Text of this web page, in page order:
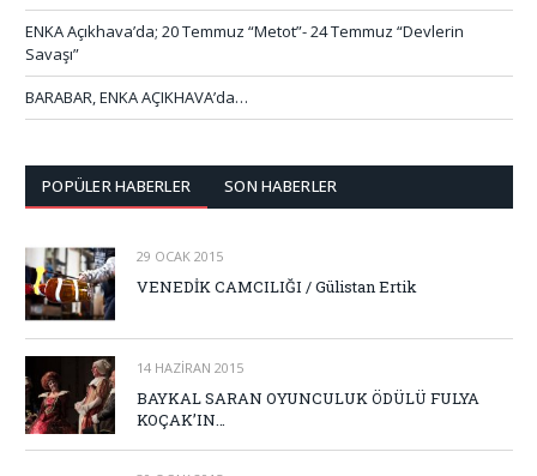
ENKA Açıkhava’da; 20 Temmuz “Metot”- 24 Temmuz “Devlerin
Savaşı”
BARABAR, ENKA AÇIKHAVA’da…
POPÜLER HABERLER SON HABERLER
29 OCAK 2015
VENEDİK CAMCILIĞI / Gülistan Ertik
14 HAZIRAN 2015
BAYKAL SARAN OYUNCULUK ÖDÜLÜ FULYA
KOÇAK’IN…